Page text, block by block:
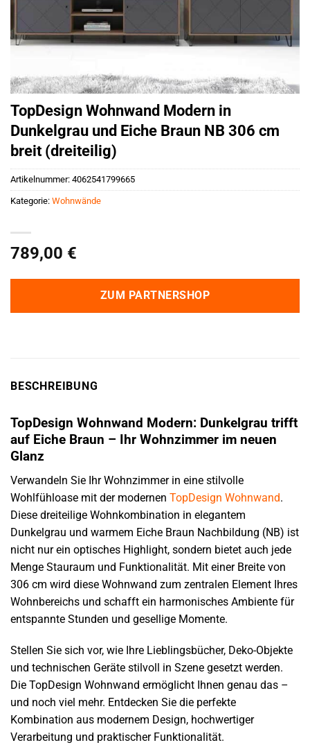
TopDesign Wohnwand Modern in
Dunkelgrau und Eiche Braun NB 306 cm
breit (dreiteilig)
789,00 €
ZUM PARTNERSHOP
Artikelnummer: 4062541799665
Kategorie: Wohnwände
BESCHREIBUNG
TopDesign Wohnwand Modern: Dunkelgrau trifft
auf Eiche Braun – Ihr Wohnzimmer im neuen
Glanz
Verwandeln Sie Ihr Wohnzimmer in eine stilvolle
Wohlfühloase mit der modernen TopDesign Wohnwand.
Diese dreiteilige Wohnkombination in elegantem
Dunkelgrau und warmem Eiche Braun Nachbildung (NB) ist
nicht nur ein optisches Highlight, sondern bietet auch jede
Menge Stauraum und Funktionalität. Mit einer Breite von
306 cm wird diese Wohnwand zum zentralen Element Ihres
Wohnbereichs und schafft ein harmonisches Ambiente für
entspannte Stunden und gesellige Momente.
Stellen Sie sich vor, wie Ihre Lieblingsbücher, Deko-Objekte
und technischen Geräte stilvoll in Szene gesetzt werden.
Die TopDesign Wohnwand ermöglicht Ihnen genau das –
und noch viel mehr. Entdecken Sie die perfekte
Kombination aus modernem Design, hochwertiger
Verarbeitung und praktischer Funktionalität.